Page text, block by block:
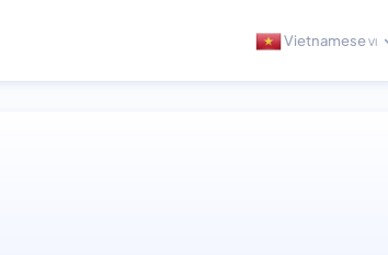
Vietnamese VI